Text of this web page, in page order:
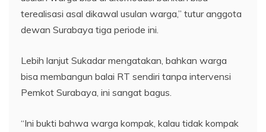
terealisasi asal dikawal usulan warga,” tutur anggota
dewan Surabaya tiga periode ini.
Lebih lanjut Sukadar mengatakan, bahkan warga
bisa membangun balai RT sendiri tanpa intervensi
Pemkot Surabaya, ini sangat bagus.
“Ini bukti bahwa warga kompak, kalau tidak kompak